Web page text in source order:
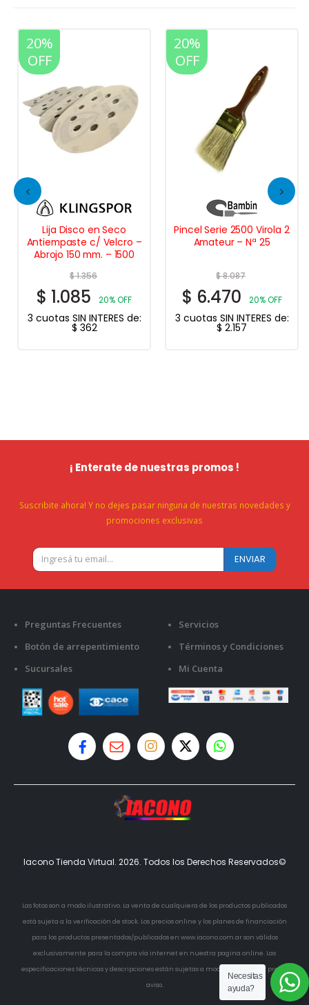
20%
OFF
Lija Disco en Seco
Antiempaste c/ Velcro –
Abrojo 150 mm. – 1500
$1.356
$ 1.085 20% OFF
3 cuotas SIN INTERES de:
$ 362
20%
OFF
Pincel Serie 2500 Virola 2
Amateur – Nª 25
$8.087
$ 6.470 20% OFF
3 cuotas SIN INTERES de:
$ 2.157
¡ Enterate de nuestras promos !
Suscribite ahora! Y no dejes pasar ninguna de nuestras novedades y
promociones exclusivas
Preguntas Frecuentes
Botón de arrepentimiento
Sucursales
Servicios
Términos y Condiciones
Mi Cuenta
Iacono Tienda Virtual. 2026. Todos los Derechos Reservados©
Las fotos son a modo ilustrativo. La venta de cualquiera de los productos publicados
está sujeta a la verificación de stock. Los precios online y los planes de financiación
para los productos presentados/publicados en www.iacono.com.ar son válidos
exclusivamente para la compra vía internet en nuestra pagina online. Las
especificaciones técnicas y descripciones están sujetas a modificaciones sin previo
aviso.
Necesitas
ayuda?